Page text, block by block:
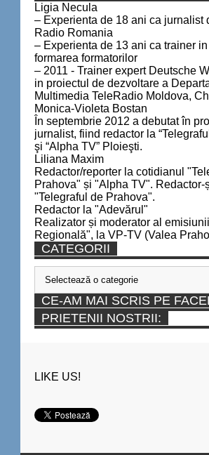
Ligia Necula
– Experienta de 18 ani ca jurnalist
Radio Romania
– Experienta de 13 ani ca trainer
formarea formatorilor
– 2011 - Trainer expert Deutsche
in proiectul de dezvoltare a
Multimedia TeleRadio Moldova,
Monica-Violeta Bostan
În septembrie 2012 a debutat în
jurnalist, fiind redactor la
şi “Alpha TV” Ploieşti.
Liliana Maxim
Redactor/reporter la cotidianul
Prahova" și "Alpha TV". Redactor-
"Telegraful de Prahova".
Redactor la "Adevărul"
Realizator și moderator al
Regională", la VP-TV (Valea
CATEGORII
Categorii
CE-AM MAI SCRIS PE
PRIETENII NOSTRII:
LIKE US!